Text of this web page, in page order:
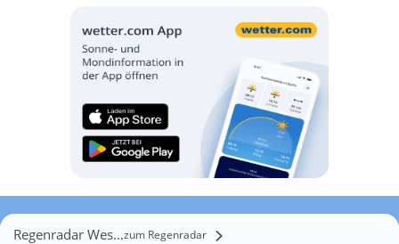
Regenradar Westkirchenzum Regenradar